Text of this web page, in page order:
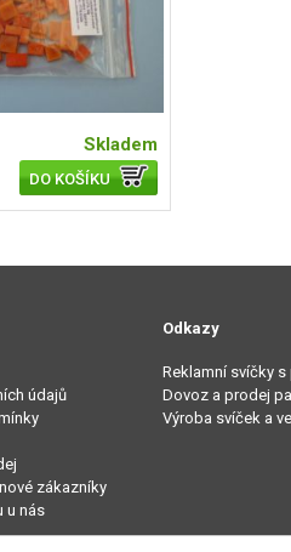
Skladem
DO KOŠÍKU
údajů
zákazníky
u nás
Odkazy
Reklamní svíčky
Dovoz a prodej
Výroba svíček a